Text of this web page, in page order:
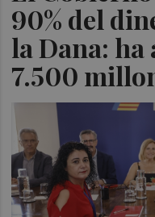
90% del
la Dana: ha
7.500